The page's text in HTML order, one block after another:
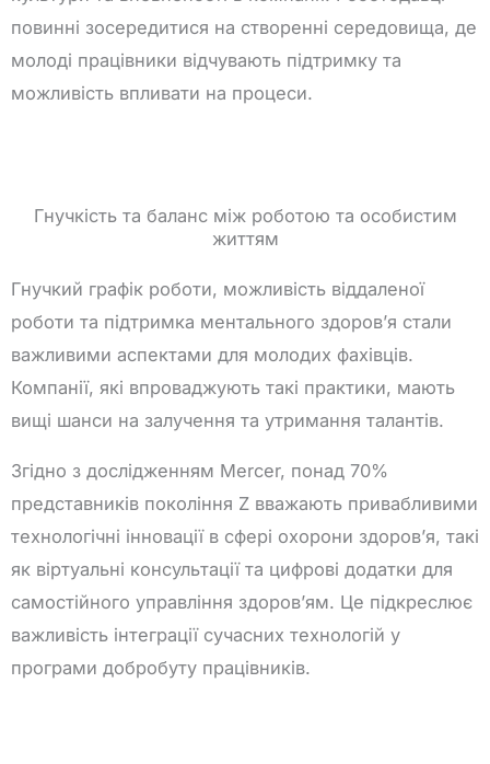
повинні зосередитися на створенні середовища, де
молоді працівники відчувають підтримку та
можливість впливати на процеси.
Гнучкість та баланс між роботою та особистим
життям
Гнучкий графік роботи, можливість віддаленої
роботи та підтримка ментального здоров’я стали
важливими аспектами для молодих фахівців.
Компанії, які впроваджують такі практики, мають
вищі шанси на залучення та утримання талантів.
Згідно з дослідженням Mercer, понад 70%
представників покоління Z вважають привабливими
технологічні інновації в сфері охорони здоров’я, такі
як віртуальні консультації та цифрові додатки для
самостійного управління здоров’ям. Це підкреслює
важливість інтеграції сучасних технологій у
програми добробуту працівників.